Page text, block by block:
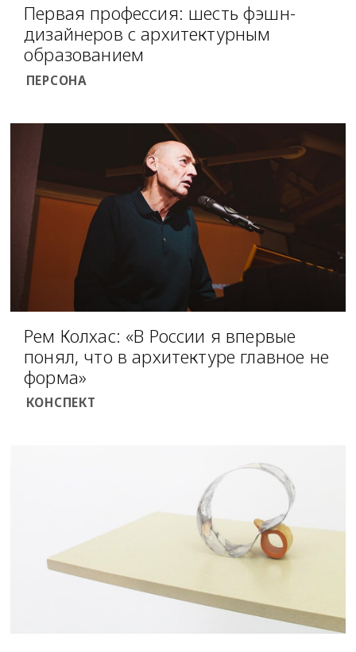
Первая профессия: шесть фэшн-
дизайнеров с архитектурным
образованием
ПЕРСОНА
Рем Колхас: «В России я впервые
понял, что в архитектуре главное не
форма»
КОНСПЕКТ